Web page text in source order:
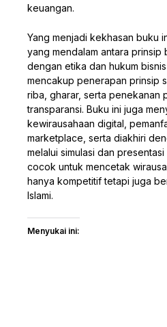
keuangan.
Yang menjadi kekhasan buku
yang mendalam antara prinsip
dengan etika dan hukum bisnis
mencakup penerapan prinsip
riba, gharar, serta penekanan
transparansi. Buku ini juga
kewirausahaan digital,
marketplace, serta diakhiri
melalui simulasi dan
cocok untuk mencetak
hanya kompetitif tetapi juga
Islami.
Menyukai ini: